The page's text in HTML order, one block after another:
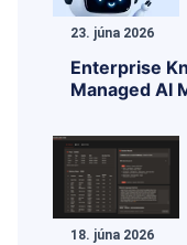
23. júna 2026
Enterprise
Managed AI
18. júna 2026